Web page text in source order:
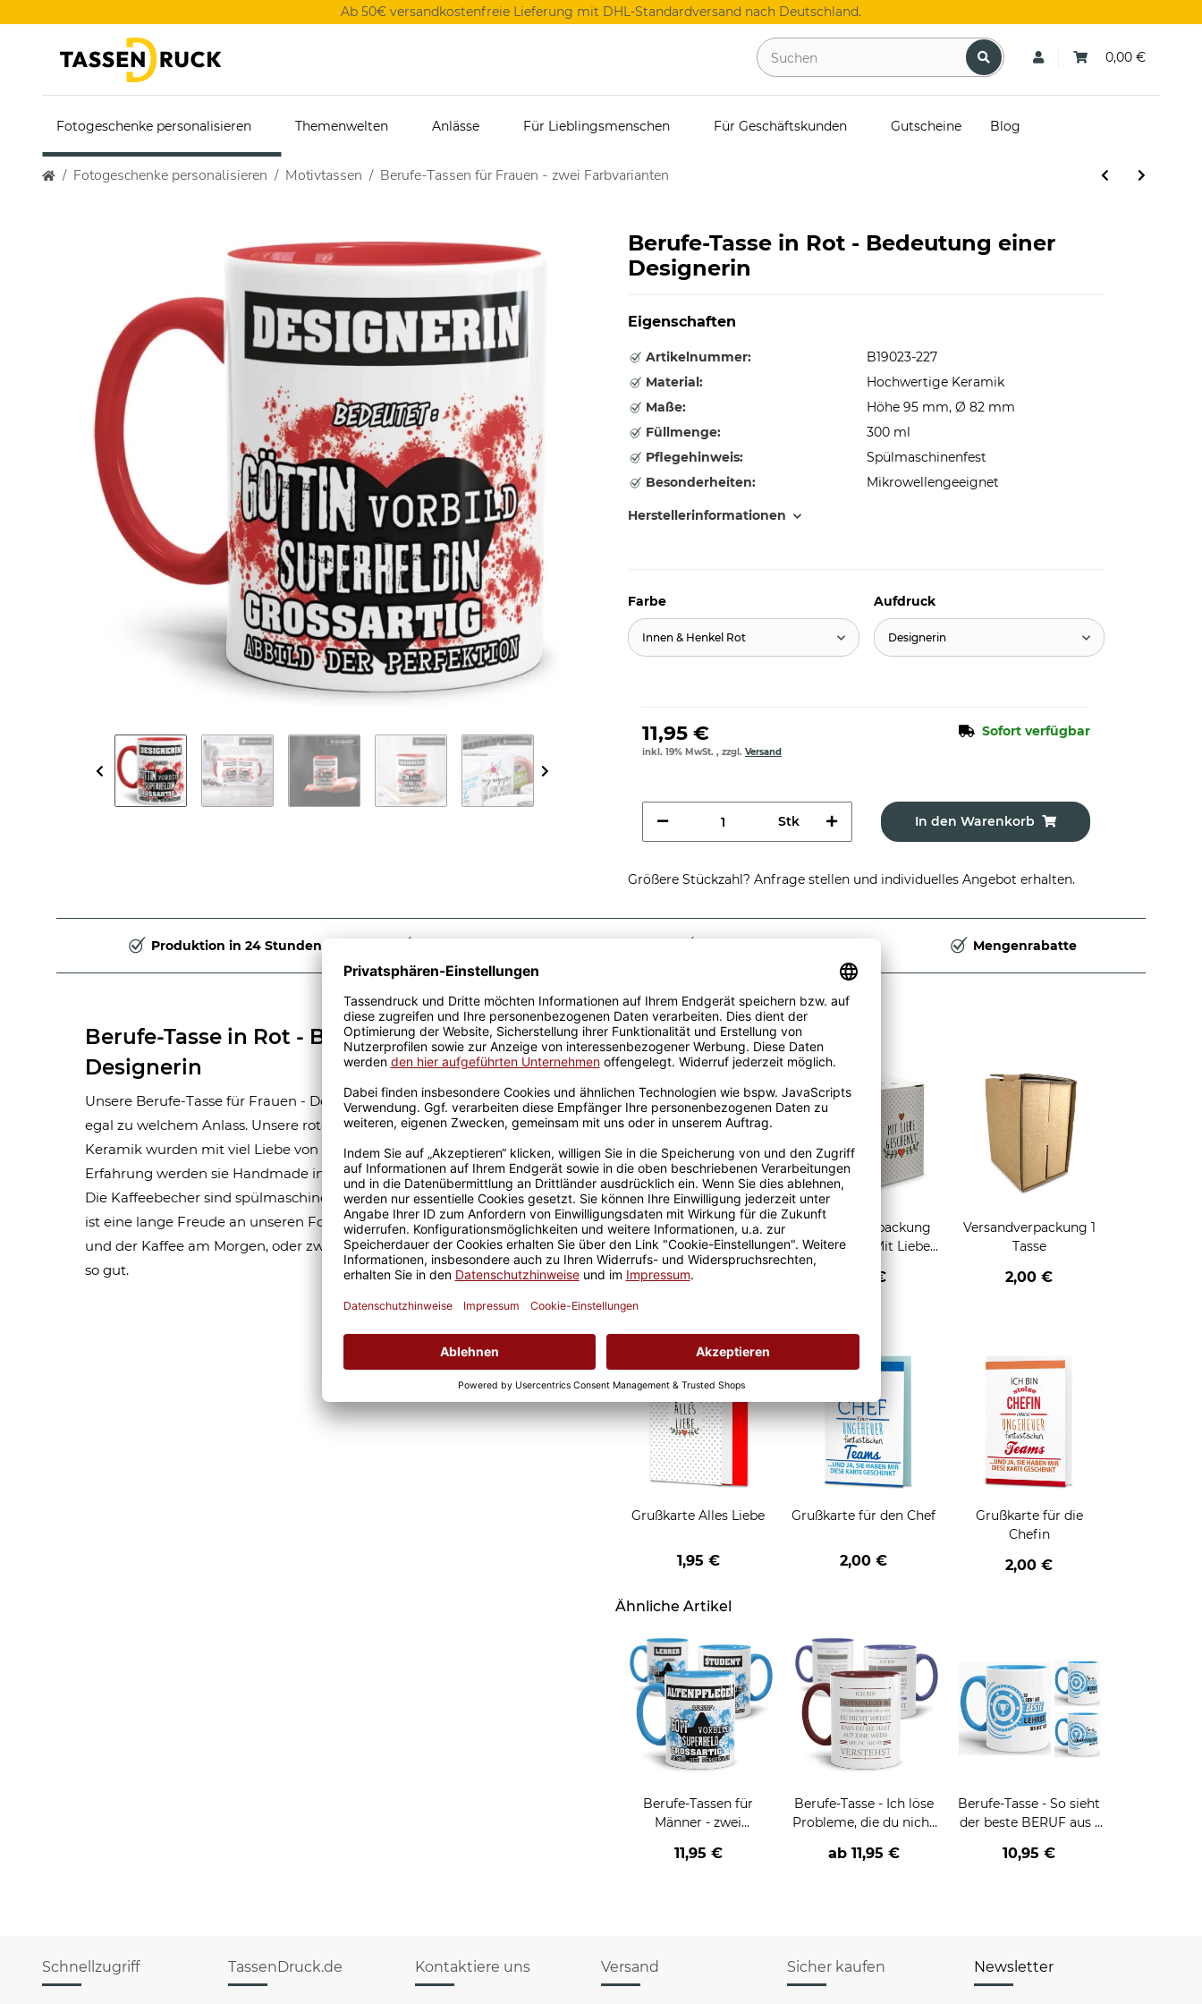
Ab 50€ versandkostenfreie Lieferung mit DHL-Standardversand nach Deutschland.
0,00 €
Fotogeschenke personalisieren Themenwelten Anlässe Für Lieblingsmenschen Für Geschäftskunden Gutscheine Blog
Fotogeschenke personalisieren Motivtassen Berufe-Tassen für Frauen - zwei Farbvarianten
Berufe-Tasse in Rot - Bedeutung einer
Designerin
Eigenschaften
Artikelnummer:
B19023-227
Material:
Hochwertige Keramik
Maße:
Höhe 95 mm, Ø 82 mm
Füllmenge:
300 ml
Pflegehinweis:
Spülmaschinenfest
Besonderheiten:
Mikrowellengeeignet
Herstellerinformationen
Farbe
Innen & Henkel Rot
Aufdruck
Designerin
11,95 € Sofort verfügbar
inkl. 19% MwSt. , zzgl. Versand
Stk In den Warenkorb
Größere Stückzahl? Anfrage stellen und individuelles Angebot erhalten.
Produktion in 24 Stunden Mengenrabatte
Berufe-Tasse in Rot - Bedeutung einer
Designerin
Unsere Berufe-Tasse für Frauen - Designerin - ist eine tolle Geschenkidee,
egal zu welchem Anlass. Unsere roten Berufe-Tassen aus hochwertiger
Keramik wurden mit viel Liebe von unserem Grafik-Team designt. Mit viel
Erfahrung werden sie Handmade in unserer eigenen Produktion bedruckt.
Die Kaffeebecher sind spülmaschinen- und mikrowellen geeignet. Somit
ist eine lange Freude an unseren Fototassen und Motivtassen garantiert
und der Kaffee am Morgen, oder zwischendurch, schmeckt gleich nochmal
so gut.
Passende Verpackungen
Geschenkverpackung 1
Tasse mit Fenster
2,50 €
Geschenkverpackung
für Tassen - Mit Liebe
2,95 €
Versandverpackung 1
Tasse
2,00 €
Grußkarten zum Verschenken
Grußkarte Alles Liebe
1,95 €
Grußkarte für den Chef
2,00 €
Grußkarte für die
Chefin
2,00 €
Ähnliche Artikel
Berufe-Tassen für
Männer - zwei
11,95 €
Berufe-Tasse - Ich löse
Probleme, die du nicht
verschiedene Berufe
ab 11,95 €
Berufe-Tasse - So sieht
der beste BERUF aus -
Männer - Hellblau
10,95 €
Schnellzugriff TassenDruck.de Kontaktiere uns Versand Sicher kaufen Newsletter